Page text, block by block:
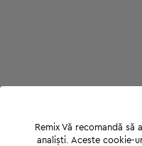
Remix Vă recomandă
analiști. Aceste cookie-